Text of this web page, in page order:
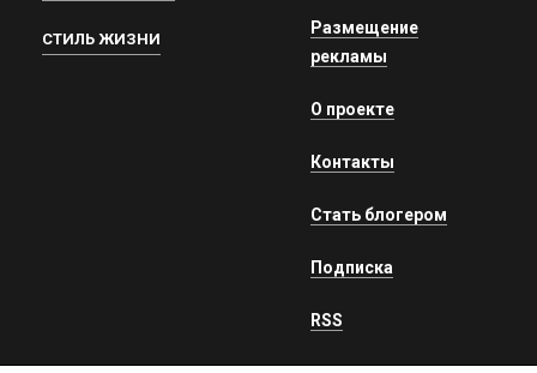
СТИЛЬ ЖИЗНИ
Размещение
рекламы
О проекте
Контакты
Стать блогером
Подписка
RSS